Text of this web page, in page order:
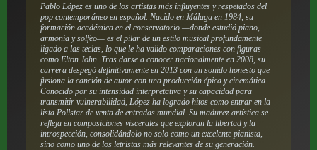
Pablo López es uno de los artistas más influyentes y respetados del
pop contemporáneo en español. Nacido en Málaga en 1984, su
formación académica en el conservatorio —donde estudió piano,
armonía y solfeo— es el pilar de un estilo musical profundamente
ligado a las teclas, lo que le ha valido comparaciones con figuras
como Elton John. Tras darse a conocer nacionalmente en 2008, su
carrera despegó definitivamente en 2013 con un sonido honesto que
fusiona la canción de autor con una producción épica y cinemática.
Conocido por su intensidad interpretativa y su capacidad para
transmitir vulnerabilidad, López ha logrado hitos como entrar en la
lista Pollstar de venta de entradas mundial. Su madurez artística se
refleja en composiciones viscerales que exploran la libertad y la
introspección, consolidándolo no solo como un excelente pianista,
sino como uno de los letristas más relevantes de su generación.